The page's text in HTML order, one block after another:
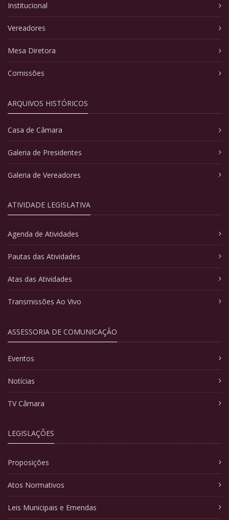
Institucional
Vereadores
Mesa Diretora
Comissões
ARQUIVOS HISTÓRICOS
Casa de Câmara
Galeria de Presidentes
Galeria de Vereadores
ATIVIDADE LEGISLATIVA
Agenda de Atividades
Pautas das Atividades
Atas das Atividades
Transmissões Ao Vivo
ASSESSORIA DE COMUNICAÇÃO
Eventos
Notícias
TV Câmara
LEGISLAÇÕES
Proposições
Atos Normativos
Leis Municipais e Emendas